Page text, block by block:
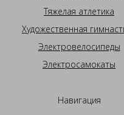
Тяжелая атлетика
Художественная
Электровелосипеды
Электросамокаты
Навигация